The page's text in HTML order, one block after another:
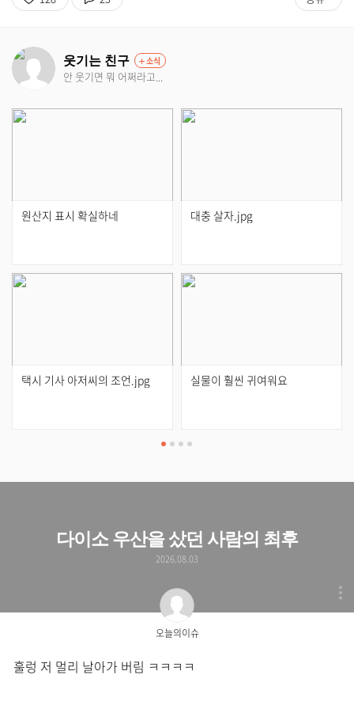
소식
웃기는 친구
안 웃기면 뭐 어쩌라고...
원산지 표시 확실하네 대충 살자.jpg
택시 기사 아저씨의 조언.jpg 실물이 훨씬 귀여워요
다이소 우산을 샀던 사람의 최후
2026.08.03
오늘의이슈
훌렁 저 멀리 날아가 버림 ㅋㅋㅋㅋ